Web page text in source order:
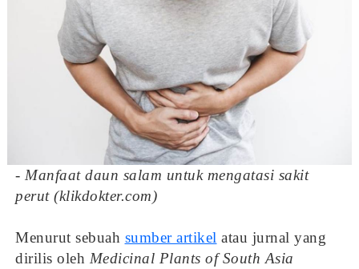
- Manfaat daun salam untuk mengatasi sakit
perut (klikdokter.com)
Menurut sebuah sumber artikel atau jurnal yang
dirilis oleh Medicinal Plants of South Asia